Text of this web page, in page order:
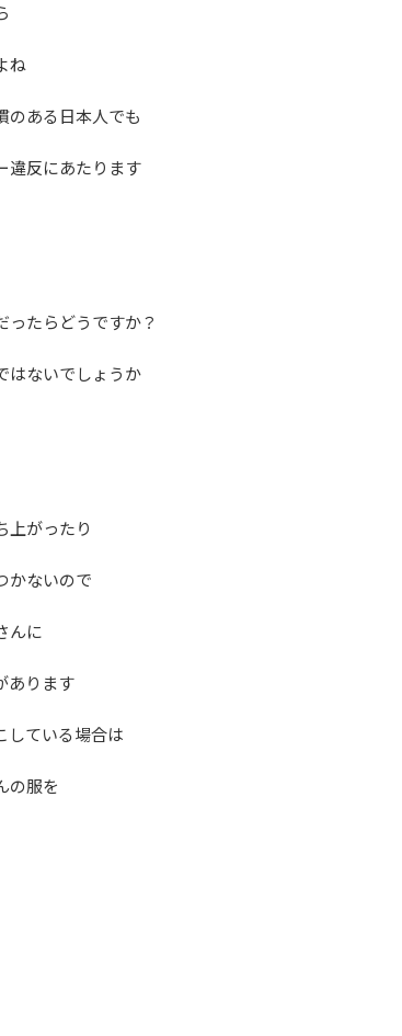
ね
のある日本人でも
違反にあたります
ったらどうですか？
はないでしょうか
上がったり
かないので
んに
あります
している場合は
の服を